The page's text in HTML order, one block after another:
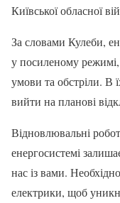
Київської обласної
За словами Кулеби,
у посиленому
умови та обстріли.
вийти на планові
Відновлювальні
енергосистемі
нас із вами.
електрики, щоб